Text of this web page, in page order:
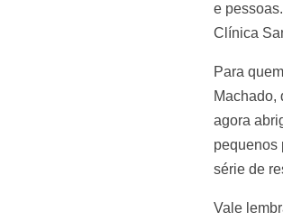
e
Clínica
Para
Machado,
agora
pequenos
série de
Vale